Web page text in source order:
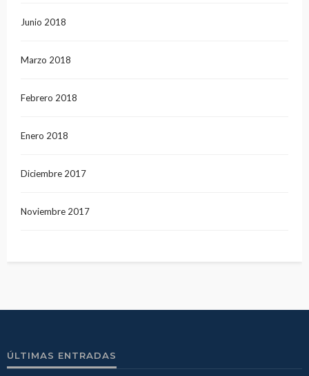
Junio 2018
Marzo 2018
Febrero 2018
Enero 2018
Diciembre 2017
Noviembre 2017
ÚLTIMAS ENTRADAS